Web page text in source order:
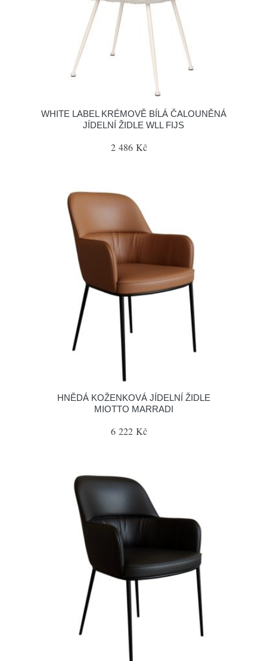
WHITE LABEL KRÉMOVĚ BÍLÁ ČALOUNĚNÁ
JÍDELNÍ ŽIDLE WLL FIJS
2 486 Kč
HNĚDÁ KOŽENKOVÁ JÍDELNÍ ŽIDLE
MIOTTO MARRADI
6 222 Kč